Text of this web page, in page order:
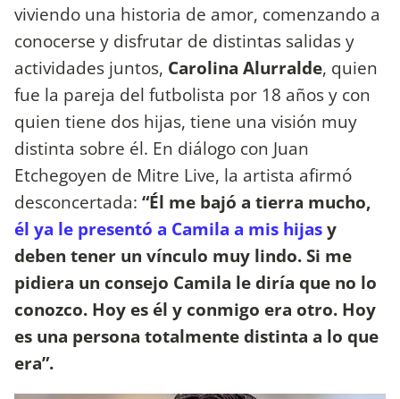
viviendo una historia de amor, comenzando a
conocerse y disfrutar de distintas salidas y
actividades juntos, Carolina Alurralde, quien
fue la pareja del futbolista por 18 años y con
quien tiene dos hijas, tiene una visión muy
distinta sobre él. En diálogo con Juan
Etchegoyen de Mitre Live, la artista afirmó
desconcertada: “Él me bajó a tierra mucho,
él ya le presentó a Camila a mis hijasy
deben tener un vínculo muy lindo. Si me
pidiera un consejo Camila le diría que no lo
conozco. Hoy es él y conmigo era otro. Hoy
es una persona totalmente distinta a lo que
era”.